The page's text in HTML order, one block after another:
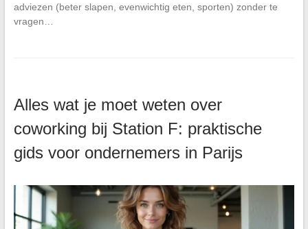
adviezen (beter slapen, evenwichtig eten, sporten) zonder te
vragen…
Alles wat je moet weten over
coworking bij Station F: praktische
gids voor ondernemers in Parijs